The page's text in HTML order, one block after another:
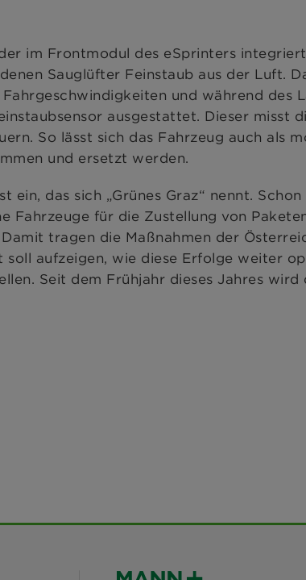
im Frontmodul des eSprinters
Sauglüfter Feinstaub aus der Luft.
und während des
ausgestattet. Dieser misst
So lässt sich das Fahrzeug auch als
und ersetzt werden.
das sich „Grünes Graz“ nennt.
Fahrzeuge für die Zustellung von
tragen die Maßnahmen der
aufzeigen, wie diese Erfolge weiter
Seit dem Frühjahr dieses Jahres